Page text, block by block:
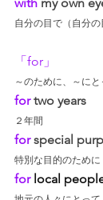
with my own
自分の目で（自分の
「for」
～のために、～に
for two years
２年間
for special
特別な目的のために
for local